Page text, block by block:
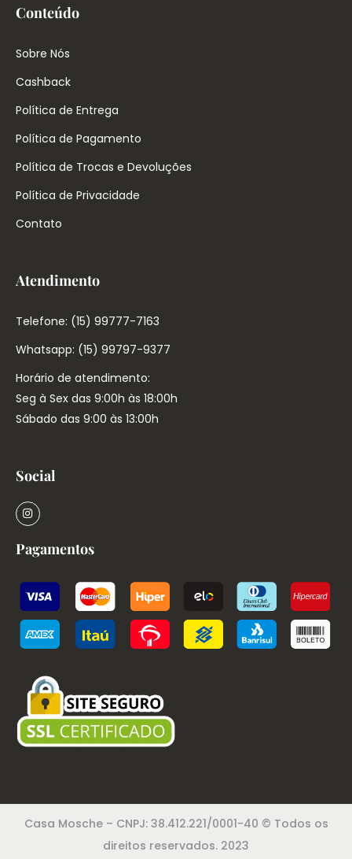
Conteúdo
Sobre Nós
Cashback
Política de Entrega
Política de Pagamento
Política de Trocas e Devoluções
Política de Privacidade
Contato
Atendimento
Telefone: (15) 99777-7163
Whatsapp: (15) 99797-9377
Horário de atendimento:
Seg à Sex das 9:00h às 18:00h
Sábado das 9:00 às 13:00h
Social
Pagamentos
Casa Mosche – CNPJ: 38.412.221/0001-40 © Todos os
direitos reservados. 2023